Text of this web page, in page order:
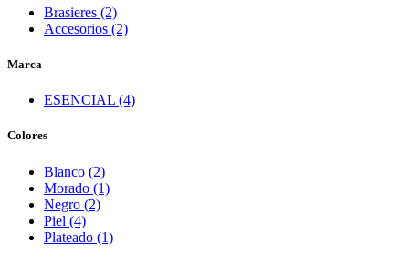
Brasieres (2)
Accesorios (2)
Marca
ESENCIAL (4)
Colores
Blanco (2)
Morado (1)
Negro (2)
Piel (4)
Plateado (1)